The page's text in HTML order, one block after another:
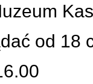
od 18